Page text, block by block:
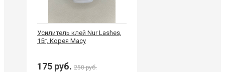
Усилитель клей Nur Lashes,
15г, Корея Macy
175 руб. 250 руб.